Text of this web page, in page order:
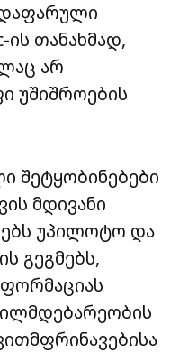
ის თანახმად,
არ
უშიშროების
შეტყობინებები
მდივანი
უპილოტო და
გეგმებს,